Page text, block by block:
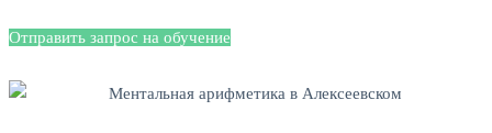
Отправить запрос на обучение